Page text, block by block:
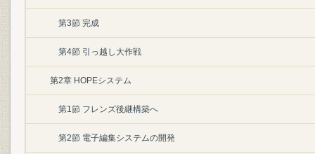
第3節 完成
第4節 引っ越し大作戦
第2章 HOPEシステム
第1節 フレンズ後継構築へ
第2節 電子編集システムの開発